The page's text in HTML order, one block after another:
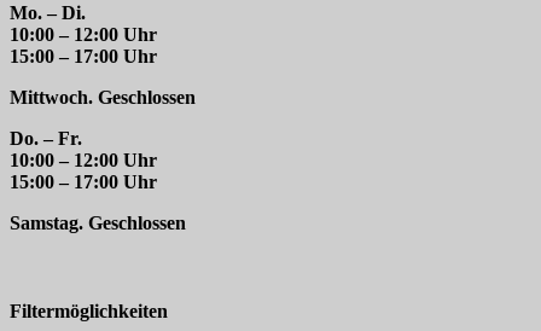
Mo. – Di.
10:00 – 12:00 Uhr
15:00 – 17:00 Uhr
Mittwoch. Geschlossen
Do. – Fr.
10:00 – 12:00 Uhr
15:00 – 17:00 Uhr
Samstag. Geschlossen
Filtermöglichkeiten